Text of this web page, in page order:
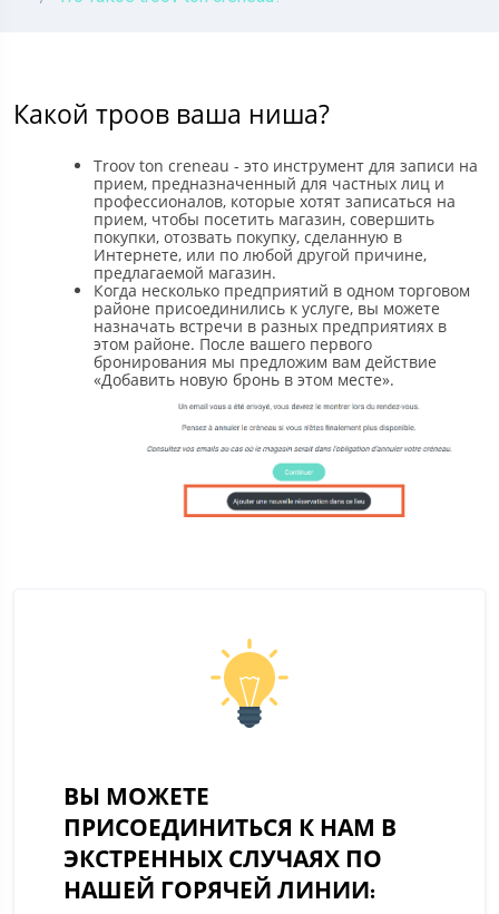
Какой троов ваша ниша?
Troov ton creneau - это инструмент для записи на
прием, предназначенный для частных лиц и
профессионалов, которые хотят записаться на
прием, чтобы посетить магазин, совершить
покупки, отозвать покупку, сделанную в
Интернете, или по любой другой причине,
предлагаемой магазин.
Когда несколько предприятий в одном торговом
районе присоединились к услуге, вы можете
назначать встречи в разных предприятиях в
этом районе. После вашего первого
бронирования мы предложим вам действие
«Добавить новую бронь в этом месте».
ВЫ МОЖЕТЕ
ПРИСОЕДИНИТЬСЯ К НАМ В
ЭКСТРЕННЫХ СЛУЧАЯХ ПО
НАШЕЙ ГОРЯЧЕЙ ЛИНИИ: